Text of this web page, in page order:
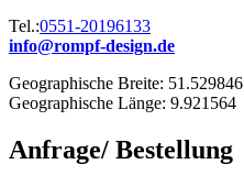
Tel.:0551-20196133
info@rompf-design.de
Geographische Breite: 51.529846
Geographische Länge: 9.921564
Anfrage/ Bestellung